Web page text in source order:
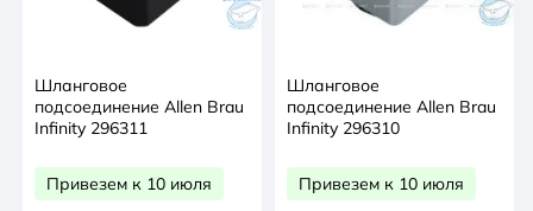
Шланговое
подсоединение Allen Brau
Infinity 296311
Привезем к 10 июля
Шланговое
подсоединение Allen Brau
Infinity 296310
Привезем к 10 июля